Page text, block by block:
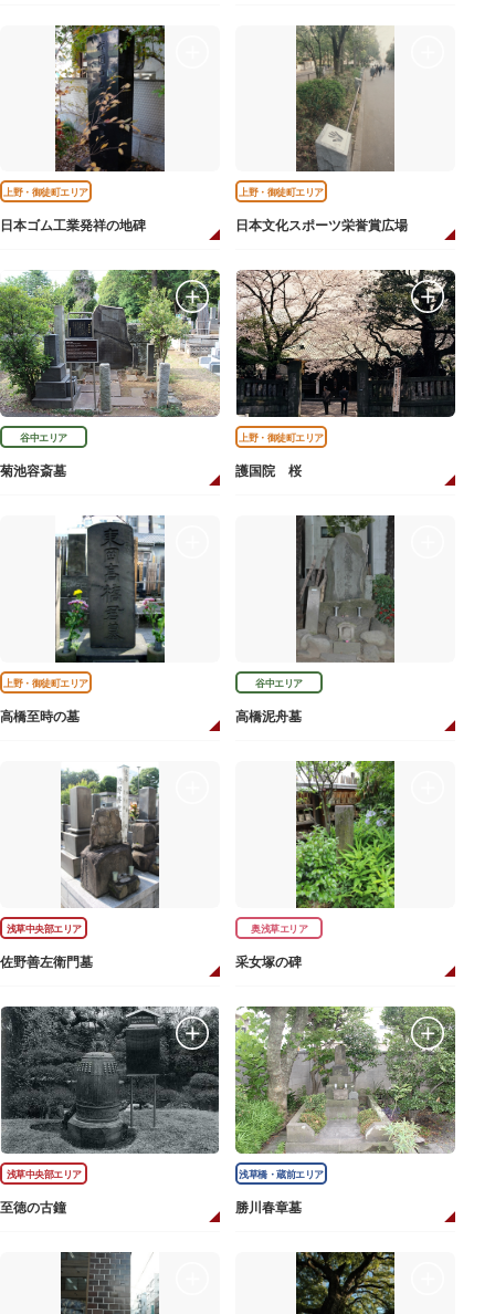
上野・御徒町エリア
日本ゴム工業発祥の地碑
上野・御徒町エリア
日本文化スポーツ栄誉賞広場
谷中エリア
菊池容斎墓
上野・御徒町エリア
護国院 桜
上野・御徒町エリア
高橋至時の墓
谷中エリア
高橋泥舟墓
浅草中央部エリア
佐野善左衛門墓
奥浅草エリア
采女塚の碑
浅草中央部エリア
至徳の古鐘
浅草橋・蔵前エリア
勝川春章墓